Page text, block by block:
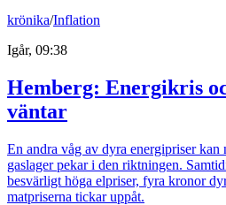
krönika/Inflation
Igår, 09:38
Hemberg: Energikris
väntar
En andra våg av dyra energipriser kan
gaslager pekar i den riktningen.
besvärligt höga elpriser, fyra kronor
matpriserna tickar uppåt.